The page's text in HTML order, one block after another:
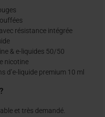
résistance intégrée
& e-liquides 50/50
nicotine
d’e-liquide premium 10 ml
et très demandé.